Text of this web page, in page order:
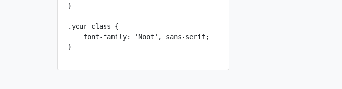
}
.your-class {
    font-family: 'Noot', sans-serif;
}